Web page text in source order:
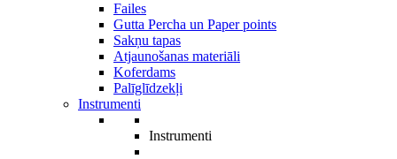
Failes
Gutta Percha un Paper points
Sakņu tapas
Atjaunošanas materiāli
Koferdams
Palīglīdzekļi
Instrumenti
Instrumenti